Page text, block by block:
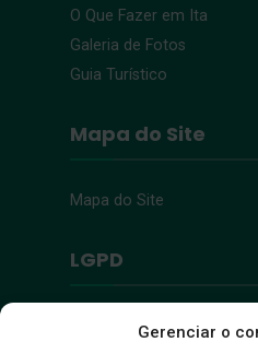
Gerenciar o
O Que Fazer em Ita
Galeria de Fotos
Guia Turístico
Mapa do Site
Mapa do Site
LGPD
Política de Privacidade